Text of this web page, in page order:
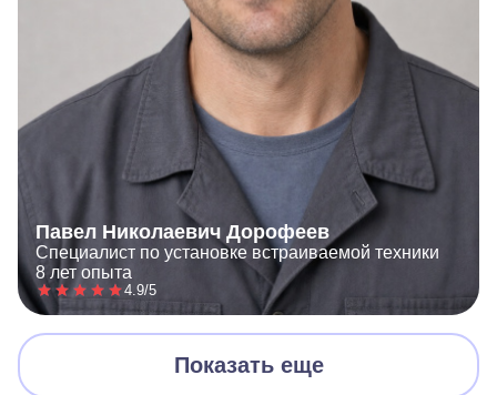
Павел Николаевич Дорофеев
Специалист по установке встраиваемой техники
8 лет опыта
4.9/5
Показать еще